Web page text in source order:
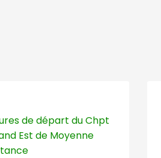
de départ du Chpt
Est de Moyenne